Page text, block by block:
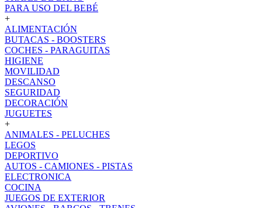
PARA USO DEL BEBÉ
+
ALIMENTACIÓN
BUTACAS - BOOSTERS
COCHES - PARAGUITAS
HIGIENE
MOVILIDAD
DESCANSO
SEGURIDAD
DECORACIÓN
JUGUETES
+
ANIMALES - PELUCHES
LEGOS
DEPORTIVO
AUTOS - CAMIONES - PISTAS
ELECTRONICA
COCINA
JUEGOS DE EXTERIOR